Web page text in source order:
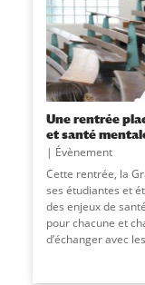
Une rentrée
et santé
Évènement
Cette rentrée, la
ses étudiantes et
des enjeux de
pour chacune et
d’échanger avec